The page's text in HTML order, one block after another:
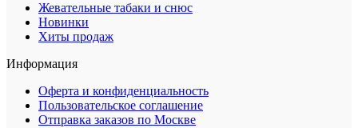
Жевательные табаки и снюс
Новинки
Хиты продаж
Информация
Оферта и конфиденциальность
Пользовательское соглашение
Отправка заказов по Москве